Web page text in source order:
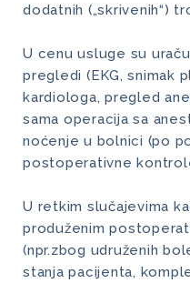
dodatnih („skrivenih“)
U cenu usluge su
pregledi (EKG, snimak
kardiologa, pregled
sama operacija sa
noćenje u bolnici (po
postoperativne
U retkim slučajevima
produženim
(npr.zbog udruženih
stanja pacijenta,